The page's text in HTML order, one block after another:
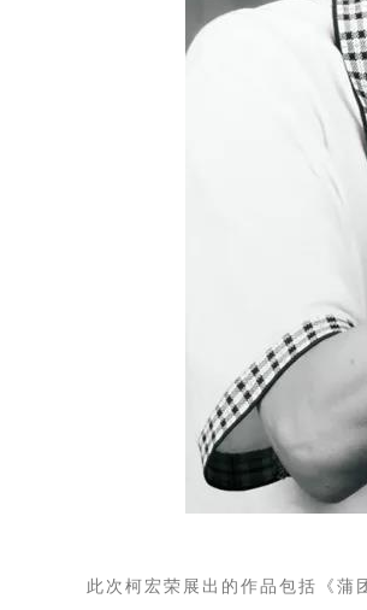
此次柯宏荣展出的作品包括《蒲